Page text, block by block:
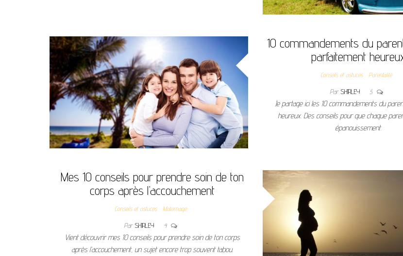
10 commandements du
parfaitement
Conseils et astuces Parentalité
Par SHIRLEY 5
Je partage ici les 10 commandements du
heureux. Des conseils pour que chaque
épanouissement.
Mes 10 conseils pour prendre soin de ton
corps après l’accouchement
Conseils et astuces Maternage
Par SHIRLEY 4
Vient découvrir mes 10 conseils pour prendre soin de ton corps
après l’accouchement, un sujet encore trop souvent tabou.